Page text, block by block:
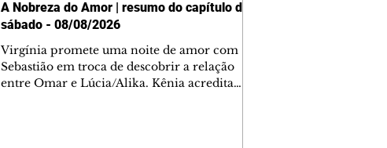
A Nobreza do Amor | resumo do capítulo de
sábado - 08/08/2026
Virgínia promete uma noite de amor com
Sebastião em troca de descobrir a relação
entre Omar e Lúcia/Alika. Kênia acredita